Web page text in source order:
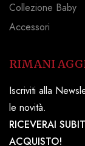
Collezione Baby
Accessori
RIMANI
Iscriviti alla
le novità.
RICEVERAI
ACQUISTO!